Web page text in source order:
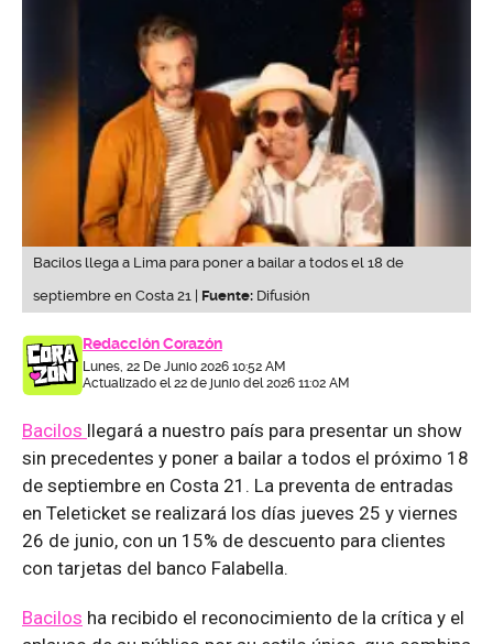
Bacilos llega a Lima para poner a bailar a todos el 18 de
septiembre en Costa 21 | Fuente: Difusión
Redacción Corazón
Lunes, 22 De Junio 2026 10:52 AM
Actualizado el 22 de junio del 2026 11:02 AM
Bacilos llegará a nuestro país para presentar un show
sin precedentes y poner a bailar a todos el próximo 18
de septiembre en Costa 21. La preventa de entradas
en Teleticket se realizará los días jueves 25 y viernes
26 de junio, con un 15% de descuento para clientes
con tarjetas del banco Falabella.
Bacilos ha recibido el reconocimiento de la crítica y el